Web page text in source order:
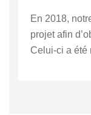
En 2018,
projet afin
Celui-ci a été